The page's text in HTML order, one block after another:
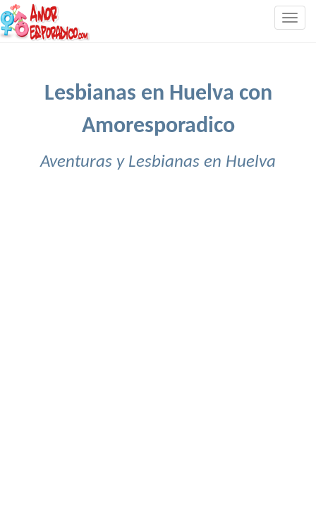
Lesbianas en Huelva con
Amoresporadico
Aventuras y Lesbianas en Huelva